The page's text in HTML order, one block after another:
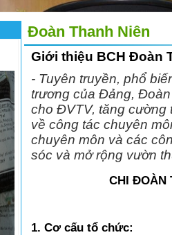
Đoàn Thanh Niên
Giới thiệu BCH Đoàn
- Tuyên truyền, phổ
trương của Đảng,
cho ĐVTV, tăng cường
về công tác chuyên
chuyên môn và các
sóc và mở rộng vườn
CHI ĐOÀN
1. Cơ cấu tổ chức: